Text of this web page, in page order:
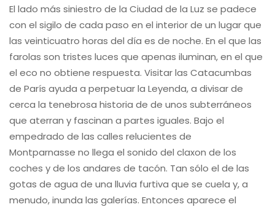
El lado más siniestro de la Ciudad de la Luz se padece
con el sigilo de cada paso en el interior de un lugar que
las veinticuatro horas del día es de noche. En el que las
farolas son tristes luces que apenas iluminan, en el que
el eco no obtiene respuesta. Visitar las Catacumbas
de París ayuda a perpetuar la Leyenda, a divisar de
cerca la tenebrosa historia de de unos subterráneos
que aterran y fascinan a partes iguales. Bajo el
empedrado de las calles relucientes de
Montparnasse no llega el sonido del claxon de los
coches y de los andares de tacón. Tan sólo el de las
gotas de agua de una lluvia furtiva que se cuela y, a
menudo, inunda las galerías. Entonces aparece el